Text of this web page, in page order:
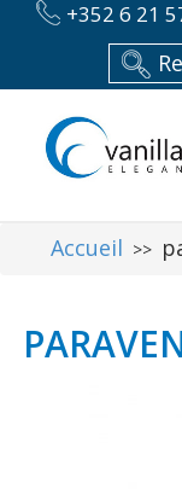
+352 6 21
Accueil >>